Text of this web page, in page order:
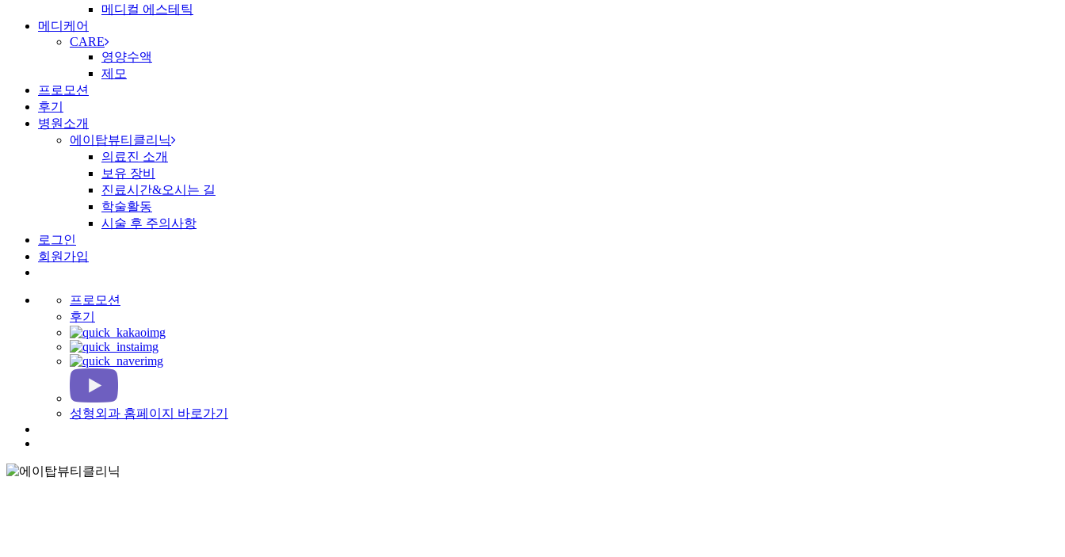
메디컬 에스테틱
메디케어
CARE
영양수액
제모
프로모션
후기
병원소개
에이탑뷰티클리닉
의료진 소개
보유 장비
진료시간&오시는 길
학술활동
시술 후 주의사항
로그인
회원가입
프로모션
후기
성형외과 홈페이지 바로가기